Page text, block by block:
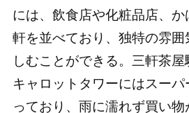
には、飲食店や化粧品店、
軒を並べており、独特の雰
しむことができる。三軒茶
キャロットタワーにはスーパ
っており、雨に濡れず買い